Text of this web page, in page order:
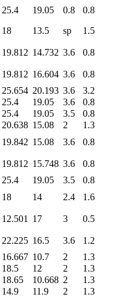
25.4 19.05 0.8
0.8
18 13.5 sp
1.5
19.812 14.732 3.6
0.8
19.812 16.604 3.6
0.8
25.654 20.193 3.6
3.2
25.4 19.05 3.6
0.8
25.4 19.05 3.5
0.8
20.638 15.08 2
1.3
19.842 15.08 3.6
0.8
19.812 15.748 3.6
0.8
25.4 19.05 3.5
0.8
18 14 2.4
1.6
12.501 17 3
0.5
22.225 16.5 3.6
1.2
16.667 10.7 2
1.3
18.5 12 2
1.3
18.65 10.668 2
1.3
14.9 11.9 2 1.3